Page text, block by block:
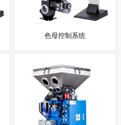
色母控制系统